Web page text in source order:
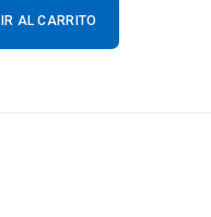
AL CARRITO